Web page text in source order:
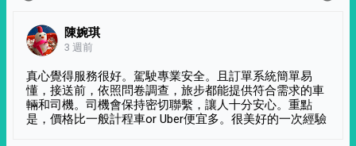
陳婉琪
3 週前
真心覺得服務很好。駕駛專業安全。且訂單系統簡單易
懂，接送前，依照問卷調查，旅步都能提供符合需求的車
輛和司機。司機會保持密切聯繫，讓人十分安心。重點
是，價格比一般計程車or Uber便宜多。很美好的一次經驗